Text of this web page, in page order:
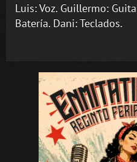
Luis: Voz. Guillermo:
Batería. Dani: Teclados.